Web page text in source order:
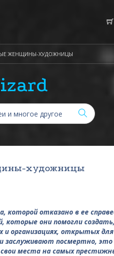
ЖЕНЩИНЫ-ХУДОЖНИЦЫ
художницы
отказано в ее
они помогли
и организациях, открытых
заслуживают посмертно,
места на самых